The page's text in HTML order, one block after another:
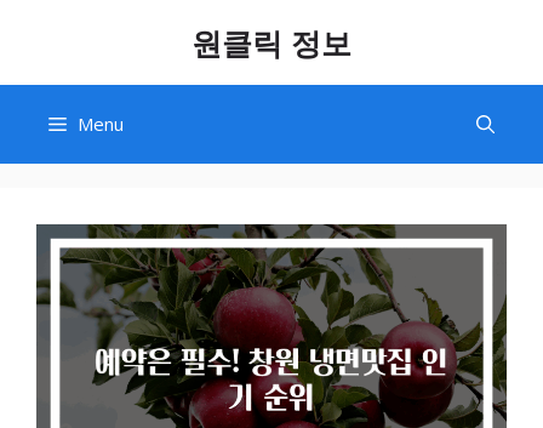
content
원클릭 정보
Menu